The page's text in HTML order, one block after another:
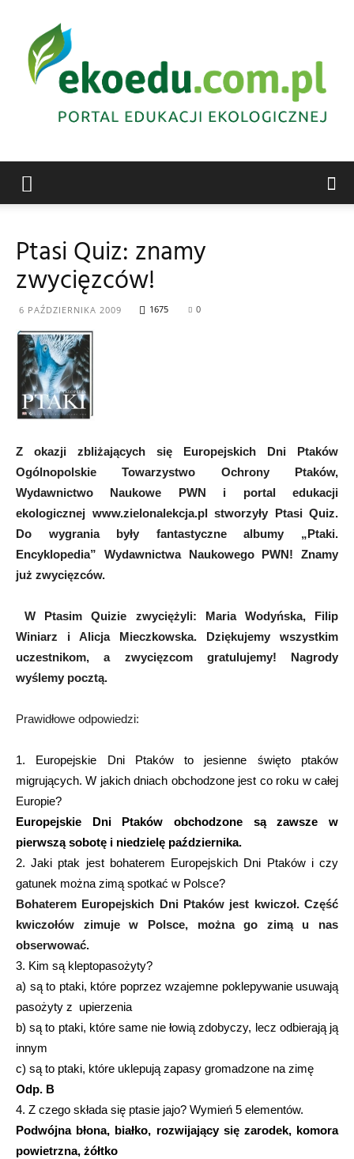
ekologiczna
Ptasi Quiz: znamy
zwycięzców!
6 PAŹDZIERNIKA 2009 1675 0
Z okazji zbliżających się Europejskich Dni Ptaków
Ogólnopolskie Towarzystwo Ochrony Ptaków,
Wydawnictwo Naukowe PWN i portal edukacji
ekologicznej www.zielonalekcja.pl stworzyły Ptasi Quiz.
Do wygrania były fantastyczne albumy „Ptaki.
Encyklopedia” Wydawnictwa Naukowego PWN! Znamy
już zwycięzców.
W Ptasim Quizie zwyciężyli:
Maria Wodyńska, Filip
Winiarz i Alicja Mieczkowska.
Dziękujemy wszystkim
uczestnikom, a zwycięzcom gratulujemy! Nagrody
wyślemy pocztą.
Prawidłowe odpowiedzi:
1. Europejskie Dni Ptaków to jesienne święto ptaków
migrujących. W jakich dniach obchodzone jest co roku w całej
Europie?
Europejskie Dni Ptaków obchodzone są zawsze w
pierwszą sobotę i niedzielę października.
2. Jaki ptak jest bohaterem Europejskich Dni Ptaków i czy
gatunek można zimą spotkać w Polsce?
Bohaterem Europejskich Dni Ptaków jest kwiczoł. Część
kwiczołów zimuje w Polsce, można go zimą u nas
obserwować.
3. Kim są kleptopasożyty?
a) są to ptaki, które poprzez wzajemne poklepywanie usuwają
pasożyty z upierzenia
b) są to ptaki, które same nie łowią zdobyczy, lecz odbierają ją
innym
c) są to ptaki, które uklepują zapasy gromadzone na zimę
Odp. B
4. Z czego składa się ptasie jajo? Wymień 5 elementów.
Podwójna błona, białko, rozwijający się zarodek, komora
powietrzna, żółtko